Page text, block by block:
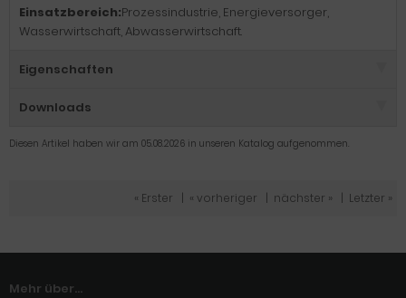
Einsatzbereich:Prozessindustrie, Energieversorger,
Wasserwirtschaft, Abwasserwirtschaft.
Eigenschaften
Downloads
Diesen Artikel haben wir am 05.08.2026 in unseren Katalog aufgenommen.
« Erster « vorheriger nächster » Letzter »
Mehr über...